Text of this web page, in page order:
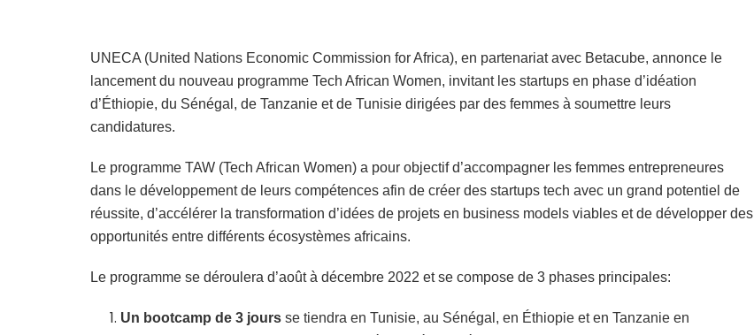
UNECA (United Nations Economic Commission for Africa), en partenariat avec Betacube, annonce le
lancement du nouveau programme Tech African Women, invitant les startups en phase d’idéation
d’Éthiopie, du Sénégal, de Tanzanie et de Tunisie dirigées par des femmes à soumettre leurs
candidatures.
Le programme TAW (Tech African Women) a pour objectif d’accompagner les femmes entrepreneures
dans le développement de leurs compétences afin de créer des startups tech avec un grand potentiel de
réussite, d’accélérer la transformation d’idées de projets en business models viables et de développer des
opportunités entre différents écosystèmes africains.
Le programme se déroulera d’août à décembre 2022 et se compose de 3 phases principales:
Un bootcamp de 3 jours se tiendra en Tunisie, au Sénégal, en Éthiopie et en Tanzanie en